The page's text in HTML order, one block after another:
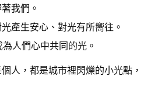
我們。
產生安心、對光有所嚮往。
人們心中共同的光。
人，都是城市裡閃爍的小光點，